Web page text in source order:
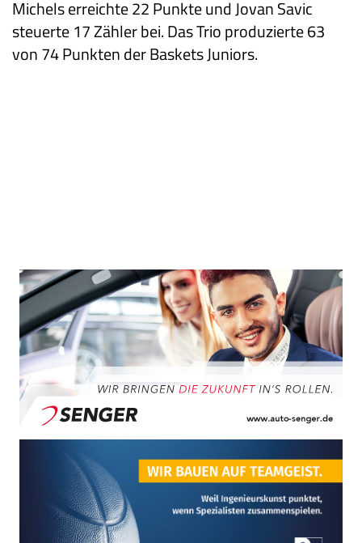
Michels erreichte 22 Punkte und Jovan Savic
steuerte 17 Zähler bei. Das Trio produzierte 63
von 74 Punkten der Baskets Juniors.